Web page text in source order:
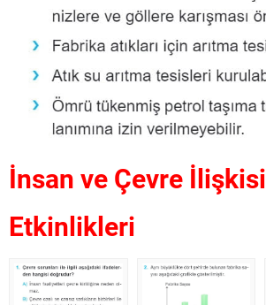
İnsan ve Çevre İlişkisi
Etkinlikleri